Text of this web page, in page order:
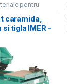
pentru
pentru construcții
caramida,
tigla IMER –